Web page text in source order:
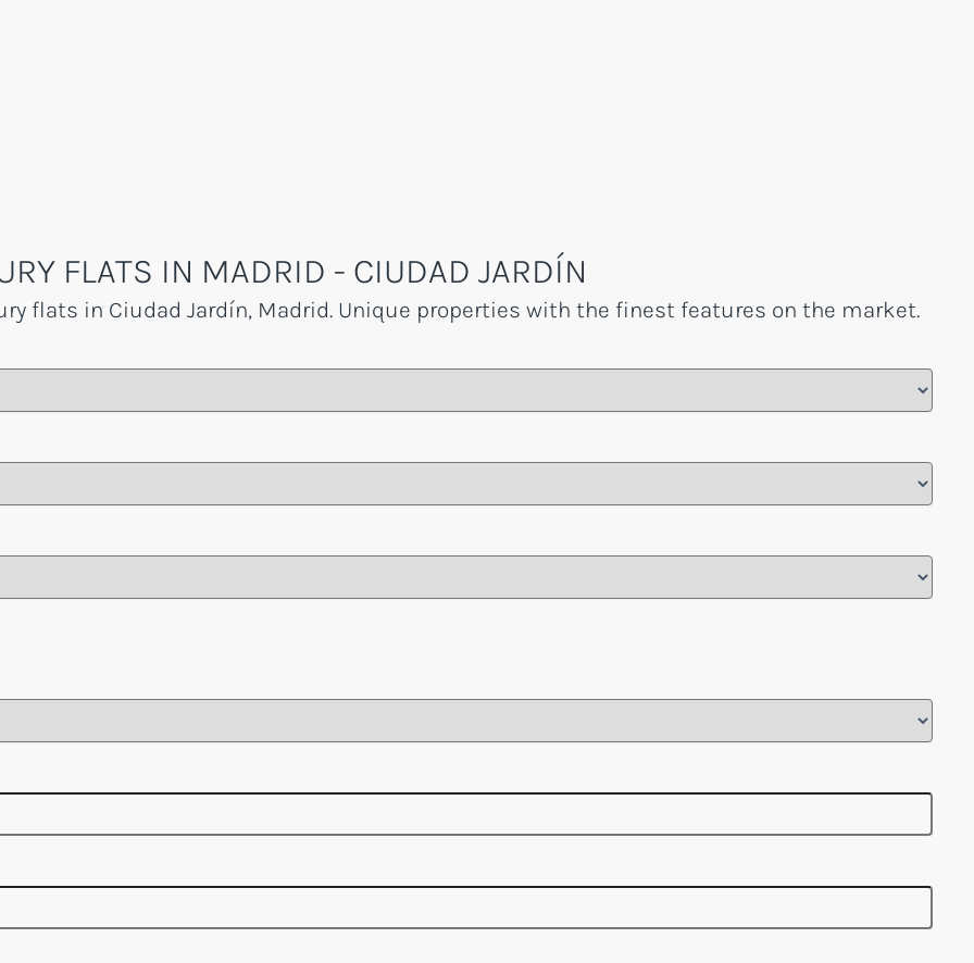
FLATS IN MADRID - CIUDAD JARDÍN
flats in Ciudad Jardín, Madrid. Unique properties with the finest features on the market.